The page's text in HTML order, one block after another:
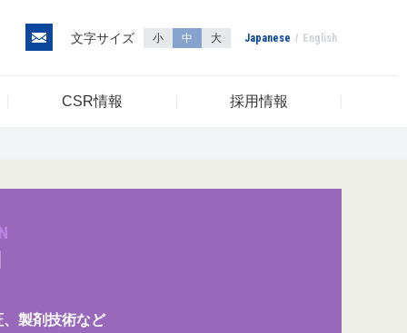
文字サイズ 小 中 大 Japanese English
CSR情報 採用情報
製剤技術など